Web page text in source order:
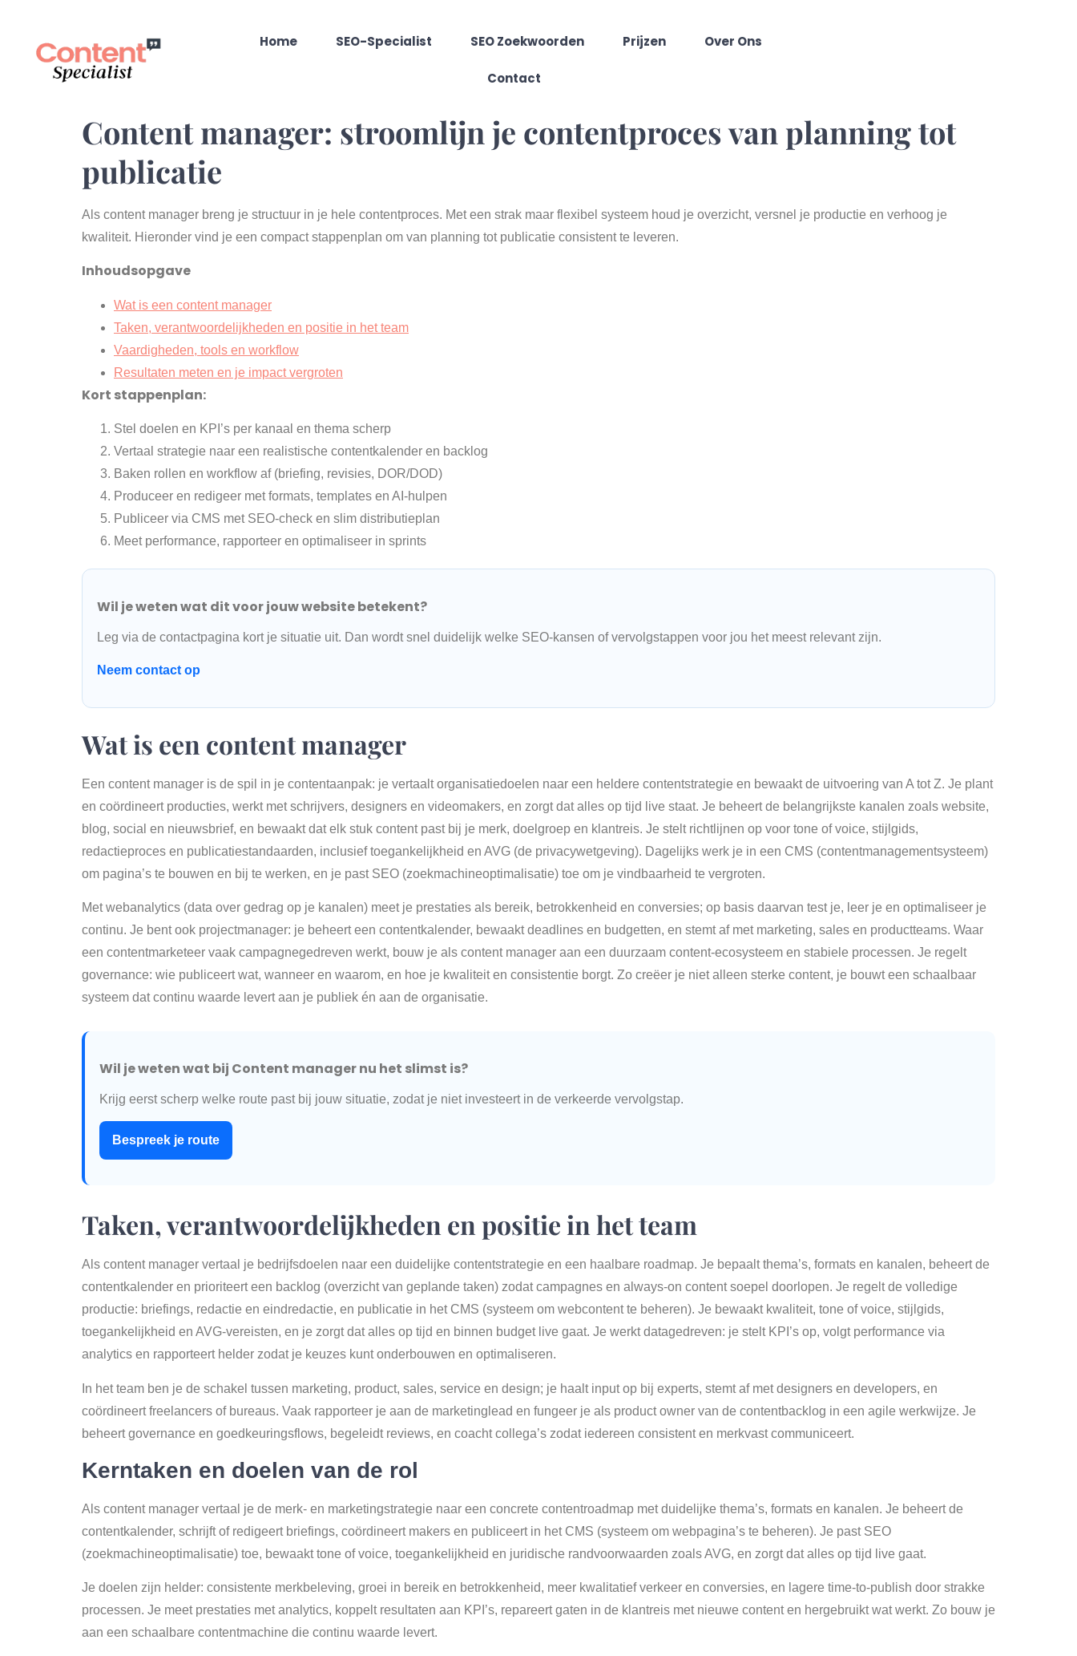
Home SEO-Specialist SEO Zoekwoorden Prijzen Over Ons
Contact
Content manager: stroomlijn je contentproces van planning tot
publicatie
Als content manager breng je structuur in je hele contentproces. Met een strak maar flexibel systeem houd je overzicht, versnel je productie en verhoog je
kwaliteit. Hieronder vind je een compact stappenplan om van planning tot publicatie consistent te leveren.
Inhoudsopgave
Wat is een content manager
Taken, verantwoordelijkheden en positie in het team
Vaardigheden, tools en workflow
Resultaten meten en je impact vergroten
Kort stappenplan:
Stel doelen en KPI’s per kanaal en thema scherp
Vertaal strategie naar een realistische contentkalender en backlog
Baken rollen en workflow af (briefing, revisies, DOR/DOD)
Produceer en redigeer met formats, templates en AI-hulpen
Publiceer via CMS met SEO-check en slim distributieplan
Meet performance, rapporteer en optimaliseer in sprints
Wil je weten wat dit voor jouw website betekent?
Leg via de contactpagina kort je situatie uit. Dan wordt snel duidelijk welke SEO-kansen of vervolgstappen voor jou het meest relevant zijn.
Neem contact op
Wat is een content manager
Een content manager is de spil in je contentaanpak: je vertaalt organisatiedoelen naar een heldere contentstrategie en bewaakt de uitvoering van A tot Z. Je plant
en coördineert producties, werkt met schrijvers, designers en videomakers, en zorgt dat alles op tijd live staat. Je beheert de belangrijkste kanalen zoals website,
blog, social en nieuwsbrief, en bewaakt dat elk stuk content past bij je merk, doelgroep en klantreis. Je stelt richtlijnen op voor tone of voice, stijlgids,
redactieproces en publicatiestandaarden, inclusief toegankelijkheid en AVG (de privacywetgeving). Dagelijks werk je in een CMS (contentmanagementsysteem)
om pagina’s te bouwen en bij te werken, en je past SEO (zoekmachineoptimalisatie) toe om je vindbaarheid te vergroten.
Met webanalytics (data over gedrag op je kanalen) meet je prestaties als bereik, betrokkenheid en conversies; op basis daarvan test je, leer je en optimaliseer je
continu. Je bent ook projectmanager: je beheert een contentkalender, bewaakt deadlines en budgetten, en stemt af met marketing, sales en productteams. Waar
een contentmarketeer vaak campagnegedreven werkt, bouw je als content manager aan een duurzaam content-ecosysteem en stabiele processen. Je regelt
governance: wie publiceert wat, wanneer en waarom, en hoe je kwaliteit en consistentie borgt. Zo creëer je niet alleen sterke content, je bouwt een schaalbaar
systeem dat continu waarde levert aan je publiek én aan de organisatie.
Wil je weten wat bij Content manager nu het slimst is?
Krijg eerst scherp welke route past bij jouw situatie, zodat je niet investeert in de verkeerde vervolgstap.
Bespreek je route
Taken, verantwoordelijkheden en positie in het team
Als content manager vertaal je bedrijfsdoelen naar een duidelijke contentstrategie en een haalbare roadmap. Je bepaalt thema’s, formats en kanalen, beheert de
contentkalender en prioriteert een backlog (overzicht van geplande taken) zodat campagnes en always-on content soepel doorlopen. Je regelt de volledige
productie: briefings, redactie en eindredactie, en publicatie in het CMS (systeem om webcontent te beheren). Je bewaakt kwaliteit, tone of voice, stijlgids,
toegankelijkheid en AVG-vereisten, en je zorgt dat alles op tijd en binnen budget live gaat. Je werkt datagedreven: je stelt KPI’s op, volgt performance via
analytics en rapporteert helder zodat je keuzes kunt onderbouwen en optimaliseren.
In het team ben je de schakel tussen marketing, product, sales, service en design; je haalt input op bij experts, stemt af met designers en developers, en
coördineert freelancers of bureaus. Vaak rapporteer je aan de marketinglead en fungeer je als product owner van de contentbacklog in een agile werkwijze. Je
beheert governance en goedkeuringsflows, begeleidt reviews, en coacht collega’s zodat iedereen consistent en merkvast communiceert.
Kerntaken en doelen van de rol
Als content manager vertaal je de merk- en marketingstrategie naar een concrete contentroadmap met duidelijke thema’s, formats en kanalen. Je beheert de
contentkalender, schrijft of redigeert briefings, coördineert makers en publiceert in het CMS (systeem om webpagina’s te beheren). Je past SEO
(zoekmachineoptimalisatie) toe, bewaakt tone of voice, toegankelijkheid en juridische randvoorwaarden zoals AVG, en zorgt dat alles op tijd live gaat.
Je doelen zijn helder: consistente merkbeleving, groei in bereik en betrokkenheid, meer kwalitatief verkeer en conversies, en lagere time-to-publish door strakke
processen. Je meet prestaties met analytics, koppelt resultaten aan KPI’s, repareert gaten in de klantreis met nieuwe content en hergebruikt wat werkt. Zo bouw je
aan een schaalbare contentmachine die continu waarde levert.